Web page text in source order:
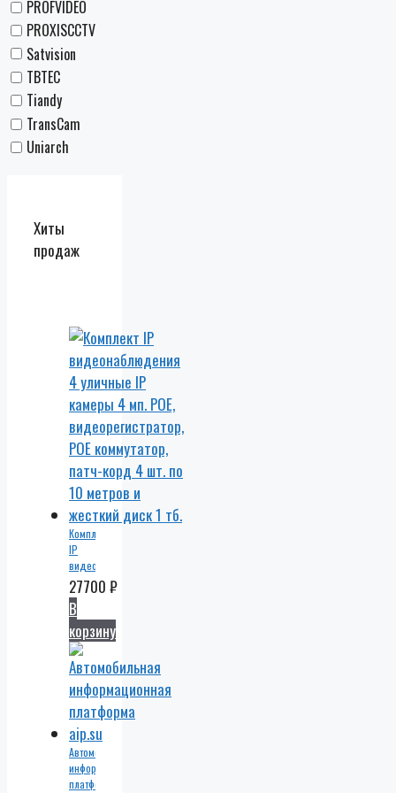
PROFVIDEO
PROXISCCTV
Satvision
TBTEC
Tiandy
TransCam
Uniarch
Хиты
продаж
Комплект
IP
видеонаблюдения
4
уличные
IP
камеры
4 мп.
POE,
видеорегистратор,
POE
коммутатор,
патч-
корд
4 шт.
по 10
метров
27700 ₽
В
корзину
Автомобильная
информационная
платформа